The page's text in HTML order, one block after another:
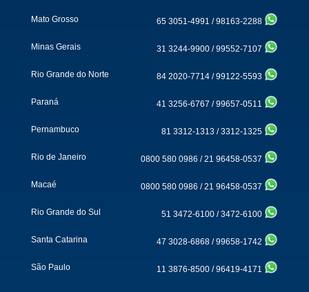
Mato Grosso 65 3051-4991 /98163-2288
Minas Gerais 31 3244-9900 /99552-7107
Rio Grande do Norte 84 2020-7714 /99122-5593
Paraná 41 3256-6767 /99657-0511
Pernambuco 81 3312-1313 /3312-1325
Rio de Janeiro 0800 580 0986 /21 96458-0537
Macaé 0800 580 0986 /21 96458-0537
Rio Grande do Sul 51 3472-6100 /3472-6100
Santa Catarina 47 3028-6868 /99658-1742
São Paulo 11 3876-8500 /96419-4171